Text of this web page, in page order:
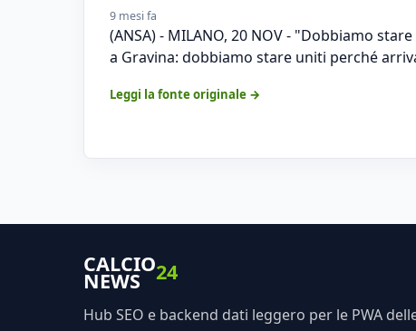
9 mesi fa
(ANSA) - MILANO, 20 NOV - "Dobbiamo
a Gravina: dobbiamo stare uniti perché
Leggi la fonte originale →
CALCIO
NEWS 24
Hub SEO e backend dati leggero per le PWA